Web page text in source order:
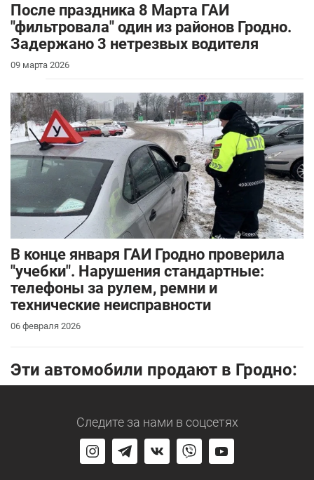
После праздника 8 Марта ГАИ
"фильтровала" один из районов Гродно.
Задержано 3 нетрезвых водителя
09 марта 2026
В конце января ГАИ Гродно проверила
"учебки". Нарушения стандартные:
телефоны за рулем, ремни и
технические неисправности
06 февраля 2026
Эти автомобили продают в Гродно:
Следите за нами в соцсетях